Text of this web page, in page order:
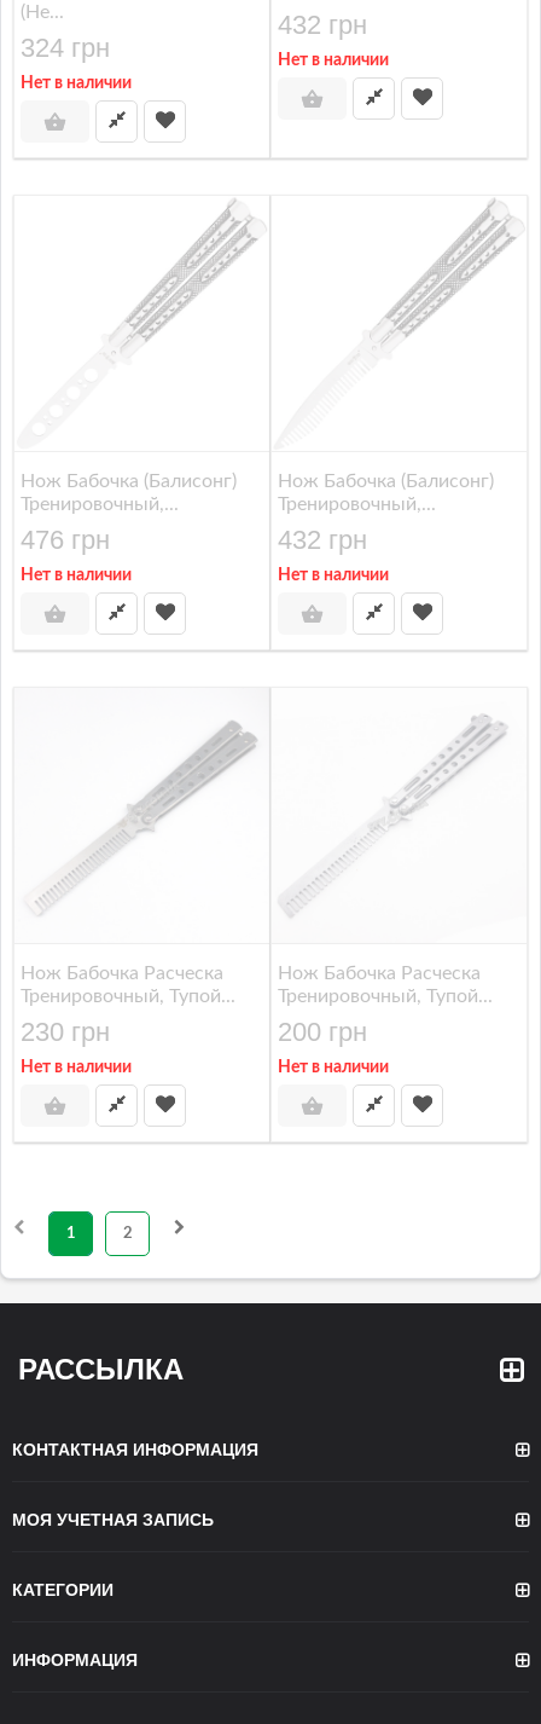
(не...
324 грн
Нет в наличии
432 грн
Нет в наличии
Нож Бабочка (балисонг)
Тренировочный,...
476 грн
Нет в наличии
Нож Бабочка (балисонг)
Тренировочный,...
432 грн
Нет в наличии
Нож Бабочка Расческа
Тренировочный, Тупой...
230 грн
Нет в наличии
Нож Бабочка Расческа
Тренировочный, Тупой...
200 грн
Нет в наличии
1 2
РАССЫЛКА
КОНТАКТНАЯ ИНФОРМАЦИЯ
МОЯ УЧЕТНАЯ ЗАПИСЬ
КАТЕГОРИИ
ИНФОРМАЦИЯ